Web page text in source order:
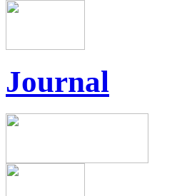
Journal